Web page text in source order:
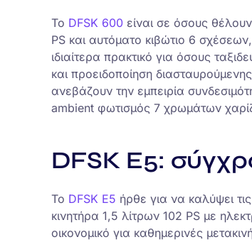
Το DFSK 600 είναι σε όσους
PS και αυτόματο κιβώτιο 6
ιδιαίτερα πρακτικό για όσους
και προειδοποίηση
ανεβάζουν την εμπειρία
ambient φωτισμός 7 χρωμάτων
DFSK E5:
Το DFSK E5 ήρθε για να καλύψει
κινητήρα 1,5 λίτρων 102 PS με
οικονομικό για καθημερινές